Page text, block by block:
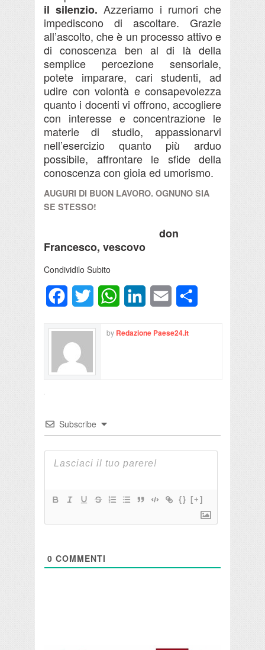
il silenzio. Azzeriamo i rumori che
impediscono di ascoltare. Grazie
all’ascolto, che è un processo attivo e
di conoscenza ben al di là della
semplice percezione sensoriale,
potete imparare, cari studenti, ad
udire con volontà e consapevolezza
quanto i docenti vi offrono, accogliere
con interesse e concentrazione le
materie di studio, appassionarvi
nell’esercizio quanto più arduo
possibile, affrontare le sfide della
conoscenza con gioia ed umorismo.
AUGURI DI BUON LAVORO. OGNUNO SIA
SE STESSO!
don
Francesco, vescovo
Condividilo Subito
FacebookTwitter WhatsAppLinkedInEmail
by Redazione Paese24.it
Subscribe
{} [+]
0 COMMENTI